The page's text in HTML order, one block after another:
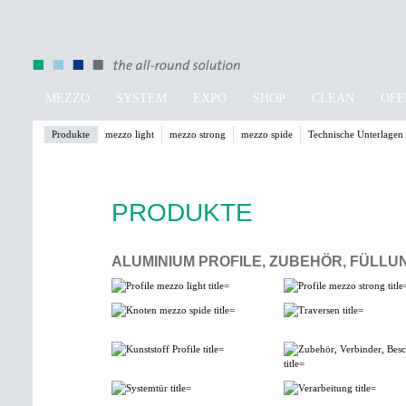
MEZZO SYSTEM EXPO SHOP CLEAN
Produkte mezzo light mezzo strong mezzo spide Technische Unterlagen
PRODUKTE
ALUMINIUM PROFILE, ZUBEHÖR,